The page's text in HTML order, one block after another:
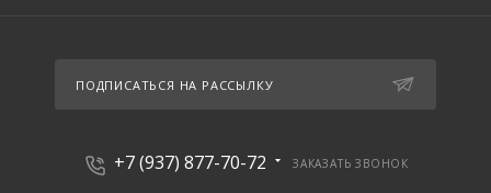
ПОДПИСАТЬСЯ НА РАССЫЛКУ
+7 (937) 877-70-72 ЗАКАЗАТЬ ЗВОНОК